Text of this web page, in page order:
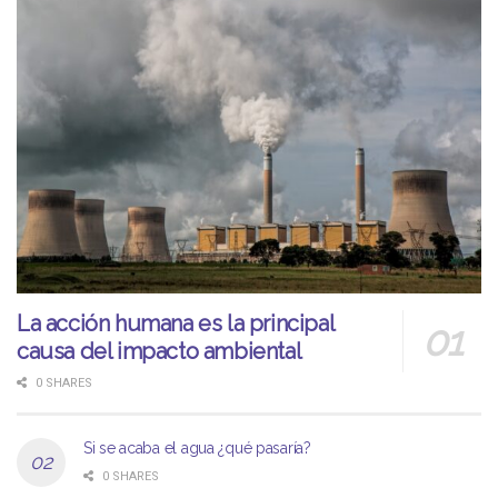
La acción humana es la principal
causa del impacto ambiental
0 SHARES
Si se acaba el agua ¿qué pasaría?
0 SHARES